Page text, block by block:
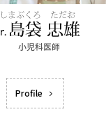
Profile